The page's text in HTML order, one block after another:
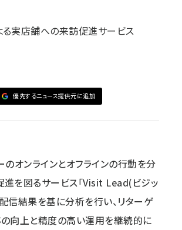
る実店舗への来訪促進サービス
優先するニュース提供元に追加
のオンラインとオフラインの行動を分
を図るサービス「Visit Lead(ビジッ
信結果を基に分析を行い、リターゲ
向上と精度の高い運用を継続的に